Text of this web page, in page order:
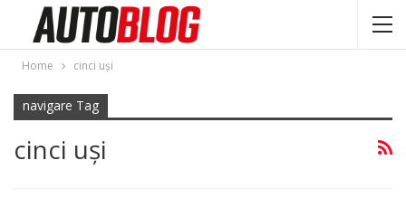
Home cinci uși
navigare Tag
cinci uși